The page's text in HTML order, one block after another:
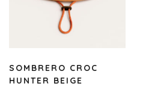
SOMBRERO CROC
HUNTER BEIGE